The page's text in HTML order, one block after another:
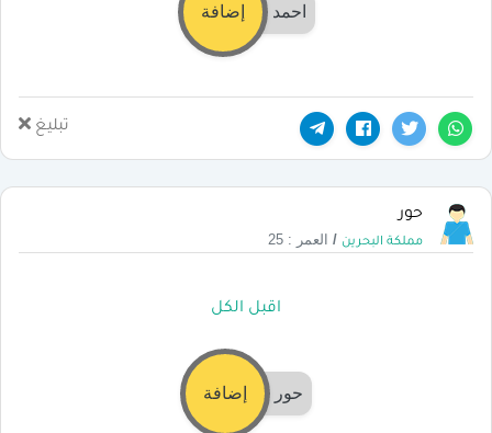
احمد إضافة
تبليغ
حور
مملكة البحرين / العمر : 25
اقبل الكل
حور إضافة